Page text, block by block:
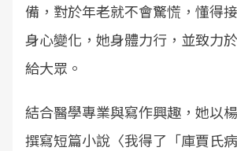
備，對於年老就不會驚慌，懂得
身心變化，她身體力行，並致力
給大眾。
結合醫學專業與寫作興趣，她以
撰寫短篇小說〈我得了「庫賈氏